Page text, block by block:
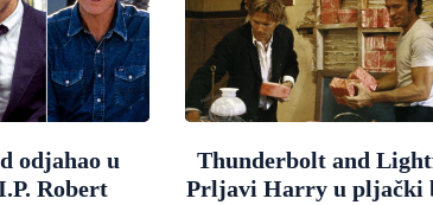
odjahao u
Robert
Thunderbolt and
Prljavi Harry u pljački